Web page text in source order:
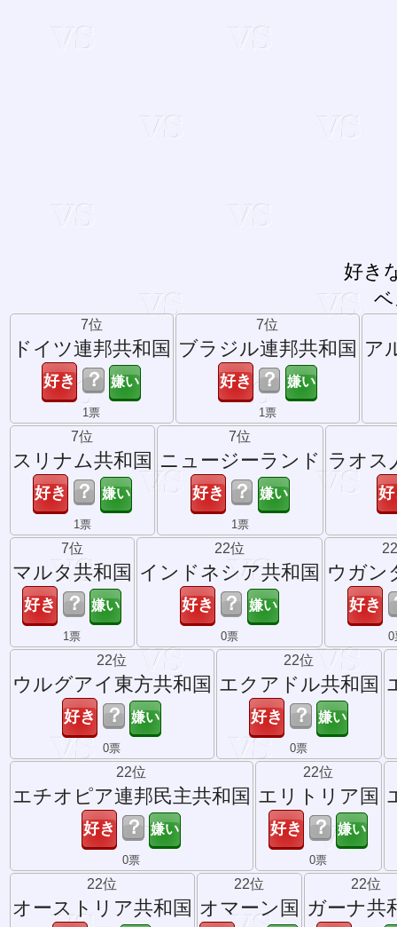
好き
7位
ドイツ連邦共和国
？
1票
7位
ブラジル連邦共和国
？
1票
ア
7位
スリナム共和国
？
1票
7位
ニュージーランド
？
1票
ラオス
7位
マルタ共和国
？
1票
22位
インドネシア共和国
？
0票
ウガン
0
22位
ウルグアイ東方共和国
？
0票
22位
エクアドル共和国
？
0票
22位
エチオピア連邦民主共和国
？
0票
22位
エリトリア国
？
0票
22位
オーストリア共和国
22位
オマーン国
22位
ガーナ共